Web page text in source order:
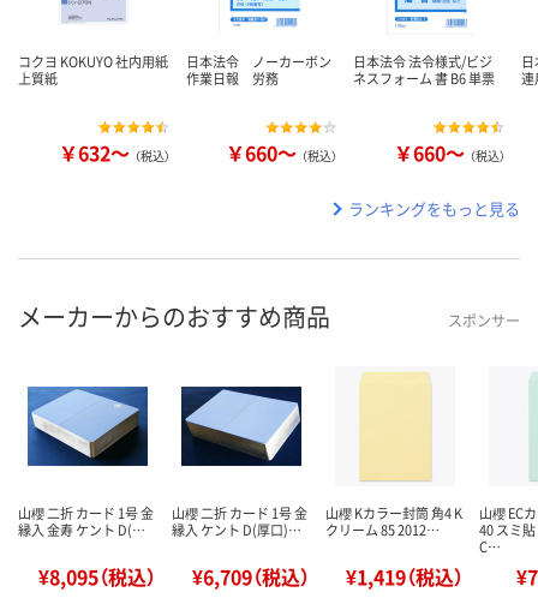
コクヨ KOKUYO 社内用紙
上質紙
￥632～ （税込）
日本法令 ノーカーボン
作業日報 労務
￥660～ （税込）
日本法令 法令様式/ビジ
ネスフォーム 書 B6 単票
￥660～ （税込）
連
ランキングをもっと見る
メーカーからのおすすめ商品 スポンサー
山櫻 二折 カード 1号 金
縁入 金寿 ケント D(…
¥8,095（税込）
山櫻 二折 カード 1号 金
縁入 ケント D(厚口)…
¥6,709（税込）
山櫻 Kカラー封筒 角4 K
クリーム 85 2012…
¥1,419（税込）
山櫻 EC
40 スミ
C…